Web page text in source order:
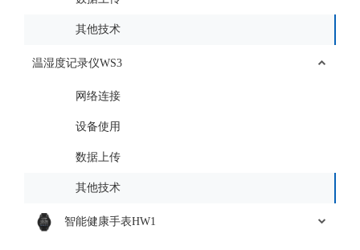
其他技术
温湿度记录仪WS3
网络连接
设备使用
数据上传
其他技术
智能健康手表HW1